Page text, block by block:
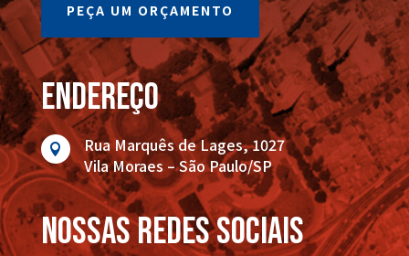
PEÇA UM ORÇAMENTO
endereço

Rua Marquês de Lages, 1027
Vila Moraes – São Paulo/SP
nossas redes sociais